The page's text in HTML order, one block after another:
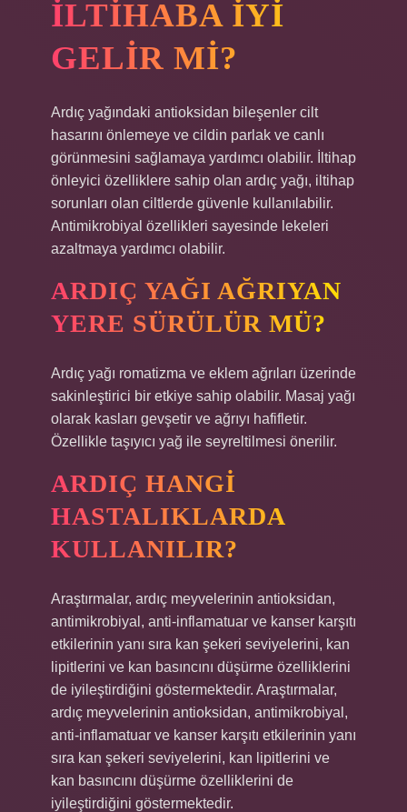
ILTIHABA IYI
GELIR MI?
Ardıç yağındaki antioksidan bileşenler cilt
hasarını önlemeye ve cildin parlak ve canlı
görünmesini sağlamaya yardımcı olabilir. İltihap
önleyici özelliklere sahip olan ardıç yağı, iltihap
sorunları olan ciltlerde güvenle kullanılabilir.
Antimikrobiyal özellikleri sayesinde lekeleri
azaltmaya yardımcı olabilir.
ARDIÇ YAĞI AĞRIYAN
YERE SÜRÜLÜR MÜ?
Ardıç yağı romatizma ve eklem ağrıları üzerinde
sakinleştirici bir etkiye sahip olabilir. Masaj yağı
olarak kasları gevşetir ve ağrıyı hafifletir.
Özellikle taşıyıcı yağ ile seyreltilmesi önerilir.
ARDIÇ HANGI
HASTALIKLARDA
KULLANILIR?
Araştırmalar, ardıç meyvelerinin antioksidan,
antimikrobiyal, anti-inflamatuar ve kanser karşıtı
etkilerinin yanı sıra kan şekeri seviyelerini, kan
lipitlerini ve kan basıncını düşürme özelliklerini
de iyileştirdiğini göstermektedir. Araştırmalar,
ardıç meyvelerinin antioksidan, antimikrobiyal,
anti-inflamatuar ve kanser karşıtı etkilerinin yanı
sıra kan şekeri seviyelerini, kan lipitlerini ve
kan basıncını düşürme özelliklerini de
iyileştirdiğini göstermektedir.